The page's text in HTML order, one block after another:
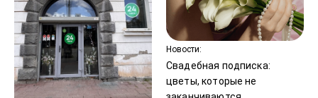
Новости:
Свадебная подписка:
цветы, которые не